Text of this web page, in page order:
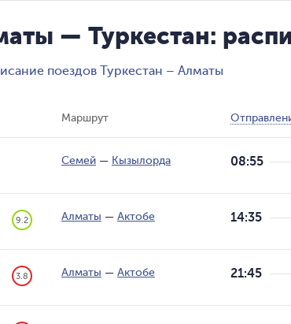
— Туркестан:
поездов Туркестан – Алматы
Маршрут
Семей — Кызылорда 08:55
9.2 Алматы — Актобе 14:35
3.8 Алматы — Актобе 21:45